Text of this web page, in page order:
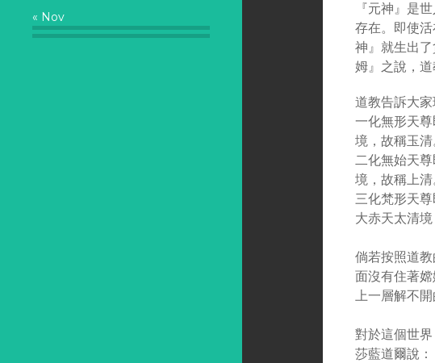
« Nov
『元神』是
存在。即使
神』就生出
姆』之說，
道教告訴大
一化無形天
境，故稱玉清
二化無始天
境，故稱上清
三化梵形天
大赤天太清境
倘若按照道
面沒有住著
上一層解不開
對於這個世
莎藍道爾說